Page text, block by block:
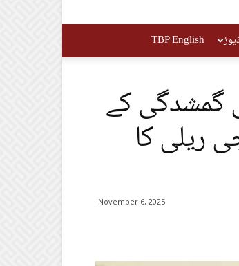
TBP English
گمشدگی کے
ریلی کا
November 6, 2025